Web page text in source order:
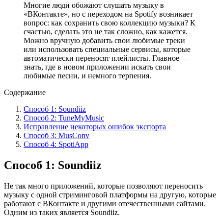
Многие люди обожают слушать музыку в
«ВКонтакте», но с переходом на Spotify возникает
вопрос: как сохранить свою коллекцию музыки? К
счастью, сделать это не так сложно, как кажется.
Можно вручную добавить свои любимые треки
или использовать специальные сервисы, которые
автоматически переносят плейлисты. Главное —
знать, где в новом приложении искать свои
любимые песни, и немного терпения.
Содержание
Способ 1: Soundiiz
Способ 2: TuneMyMusic
Исправление некоторых ошибок экспорта
Способ 3: MusConv
Способ 4: SpotiApp
Способ 1: Soundiiz
Не так много приложений, которые позволяют переносить
музыку с одной стриминговой платформы на другую, которые
работают с ВКонтакте и другими отечественными сайтами.
Одним из таких является Soundiiz.